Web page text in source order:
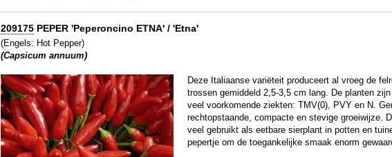
209175 PEPER 'Peperoncino ETNA' / 'Etna'
(Engels: Hot Pepper)
(Capsicum annuum)
Deze Italiaanse variëteit produceert al vroeg de
trossen gemiddeld 2,5-3,5 cm lang. De planten
veel voorkomende ziekten: TMV(0), PVY en N.
rechtopstaande, compacte en stevige groeiwijze.
veel gebruikt als eetbare sierplant in potten en
pepertje om de toegankelijke smaak enorm